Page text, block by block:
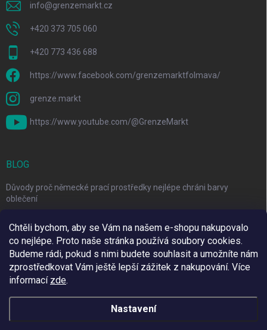
Chtěli bychom, aby se Vám na našem e-shopu nakupovalo
co nejlépe. Proto naše stránka používá soubory cookies.
Budeme rádi, pokud s nimi budete souhlasit a umožníte nám
zprostředkovat Vám ještě lepší zážitek z nakupování. Více
informací zde.
Nastavení
info@grenzemarkt.cz
+420 373 705 060
+420 773 436 688
https://www.facebook.com/grenzemarktfolmava/
grenze.markt
https://www.youtube.com/@GrenzeMarkt
BLOG
Důvody proč německé prací prostředky nejlépe chráni barvy
oblečení
3 Jednoduché Kroky pro Péči o Zuby Psů a Koček Doma